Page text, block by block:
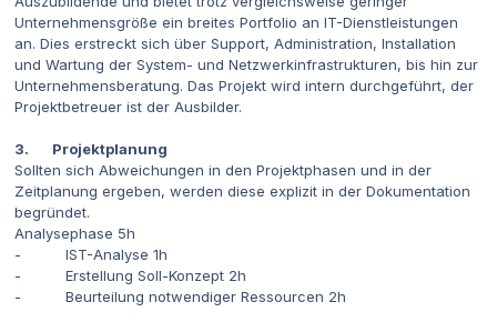
Unternehmensgröße ein breites Portfolio an IT-Dienstleistungen
an. Dies erstreckt sich über Support, Administration, Installation
und Wartung der System- und Netzwerkinfrastrukturen, bis hin zur
Unternehmensberatung. Das Projekt wird intern durchgeführt, der
Projektbetreuer ist der Ausbilder.
3. Projektplanung
Sollten sich Abweichungen in den Projektphasen und in der
Zeitplanung ergeben, werden diese explizit in der Dokumentation
begründet.
Analysephase 5h
- IST-Analyse 1h
- Erstellung Soll-Konzept 2h
- Beurteilung notwendiger Ressourcen 2h